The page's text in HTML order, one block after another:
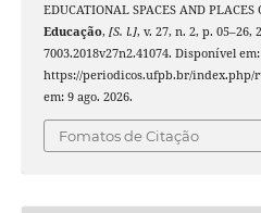
EDUCATIONAL SPACES AND PLACES
Educação, [S. l.], v. 27, n. 2, p. 05–26,
7003.2018v27n2.41074. Disponível em:
https://periodicos.ufpb.br/index.php/
em: 9 ago. 2026.
Fomatos de Citação